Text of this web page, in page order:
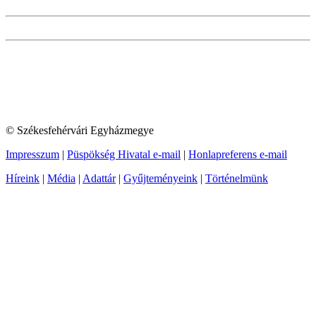
© Székesfehérvári Egyházmegye
Impresszum | Püspökség Hivatal e-mail | Honlapreferens e-mail
Híreink | Média | Adattár| Gyűjteményeink | Történelmünk